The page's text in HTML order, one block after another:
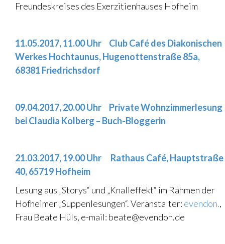
Freundeskreises des Exerzitienhauses Hofheim
11.05.2017, 11.00 Uhr Club Café des Diakonischen
Werkes Hochtaunus, Hugenottenstraße 85a,
68381 Friedrichsdorf
09.04.2017, 20.00 Uhr Private Wohnzimmerlesung
bei Claudia Kolberg – Buch-Bloggerin
21.03.2017, 19.00 Uhr Rathaus Café, Hauptstraße
40, 65719 Hofheim
Lesung aus „Storys“ und „Knalleffekt“ im Rahmen der
Hofheimer „Suppenlesungen“. Veranstalter: evendon.,
Frau Beate Hüls, e-mail: beate@evendon.de